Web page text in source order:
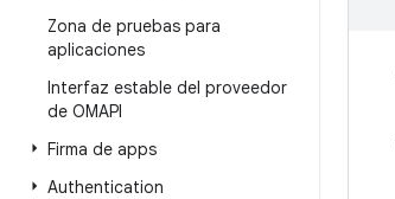
Zona de pruebas para
aplicaciones
Interfaz estable del proveedor
de OMAPI
Firma de apps
Authentication